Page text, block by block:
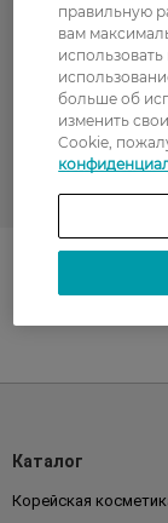
-50% на обраний
Тапочки
Женские тапочки
Каталог
Корейская
правильную
вам
больше об
изменить
Cookie,